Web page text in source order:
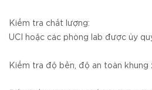
Kiểm tra chất lượng:
UCI hoặc các phòng lab được ủy
Kiểm tra độ bền, độ an toàn khung